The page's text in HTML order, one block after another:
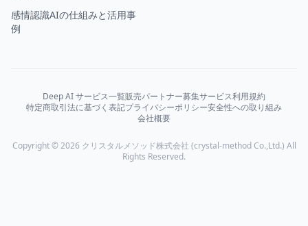
感情認識AIの仕組みと活用事
例
Deep AI サービス一覧販売パートナー募集サービス利用規約
特定商取引法に基づく表記プライバシーポリシー安全性への取り組み
会社概要
Copyright © 2026 クリスタルメソッド株式会社 (crystal-method Co.,Ltd.) All
Rights Reserved.